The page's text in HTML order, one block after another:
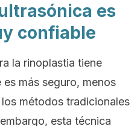
es
confiable
la rinoplastia tiene
más seguro, menos
métodos tradicionales
esta técnica